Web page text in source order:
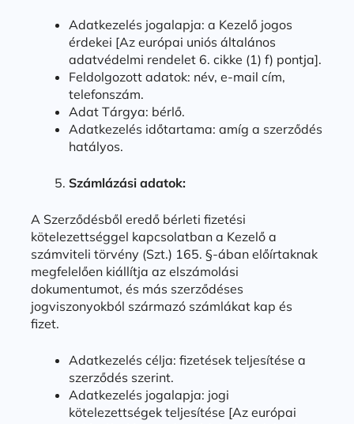
Adatkezelés jogalapja: a Kezelő jogos
érdekei [Az európai uniós általános
adatvédelmi rendelet 6. cikke (1) f) pontja].
Feldolgozott adatok: név, e-mail cím,
telefonszám.
Adat Tárgya: bérlő.
Adatkezelés időtartama: amíg a szerződés
hatályos.
Számlázási adatok:
A Szerződésből eredő bérleti fizetési
kötelezettséggel kapcsolatban a Kezelő a
számviteli törvény (Szt.) 165. §-ában előírtaknak
megfelelően kiállítja az elszámolási
dokumentumot, és más szerződéses
jogviszonyokból származó számlákat kap és
fizet.
Adatkezelés célja: fizetések teljesítése a
szerződés szerint.
Adatkezelés jogalapja: jogi
kötelezettségek teljesítése [Az európai